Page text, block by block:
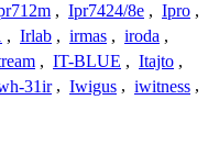
, Ipr7424/8e , Ipro ,
, Irlab , irmas , iroda ,
, IT-BLUE , Itajto ,
31ir , Iwigus , iwitness ,